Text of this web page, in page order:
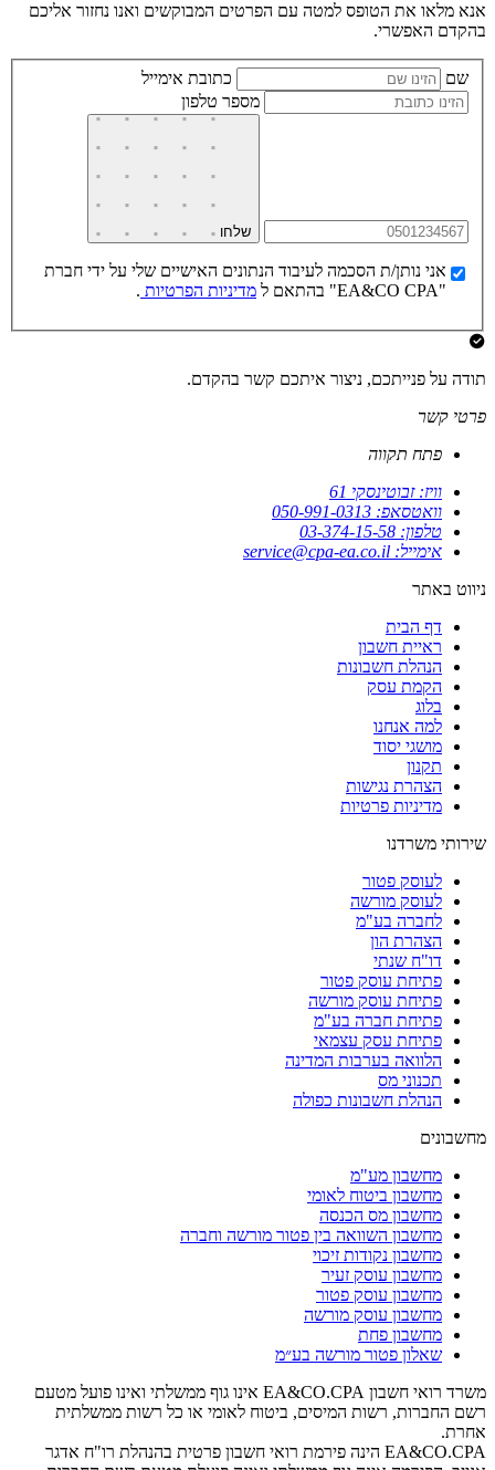
אנא מלאו את הטופס למטה עם הפרטים המבוקשים ואנו נחזור אליכם
בהקדם האפשרי.
שם
כתובת אימייל
מספר טלפון
שלחו
אני נותן/ת הסכמה לעיבוד הנתונים האישיים שלי על ידי חברת
"EA&CO CPA" בהתאם ל
מדיניות הפרטיות .
תודה על פנייתכם, ניצור איתכם קשר בהקדם.
פרטי קשר
פתח תקווה
וויז: זבוטינסקי 61
וואטסאפ: 050-991-0313
טלפון: 03-374-15-58
אימייל: service@cpa-ea.co.il
ניווט באתר
דף הבית
ראיית חשבון
הנהלת חשבונות
הקמת עסק
בלוג
למה אנחנו
מושגי יסוד
תקנון
הצהרת נגישות
מדיניות פרטיות
שירותי משרדנו
לעוסק פטור
לעוסק מורשה
לחברה בע"מ
הצהרת הון
דו"ח שנתי
פתיחת עוסק פטור
פתיחת עוסק מורשה
פתיחת חברה בע"מ
פתיחת עסק עצמאי
הלוואה בערבות המדינה
תכנוני מס
הנהלת חשבונות כפולה
מחשבונים
מחשבון מע"מ
מחשבון ביטוח לאומי
מחשבון מס הכנסה
מחשבון השוואה בין פטור מורשה וחברה
מחשבון נקודות זיכוי
מחשבון עוסק זעיר
מחשבון עוסק פטור
מחשבון עוסק מורשה
מחשבון פחת
שאלון פטור מורשה בע״מ
משרד רואי חשבון EA&CO.CPA אינו גוף ממשלתי ואינו פועל מטעם
רשם החברות, רשות המיסים, ביטוח לאומי או כל רשות ממשלתית
אחרת.
EA&CO.CPA הינה פירמת רואי חשבון פרטית בהנהלת רו"ח אדגר